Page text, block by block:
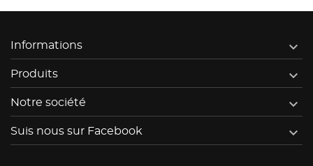
Informations 
Produits 
Notre société 
Suis nous sur Facebook 